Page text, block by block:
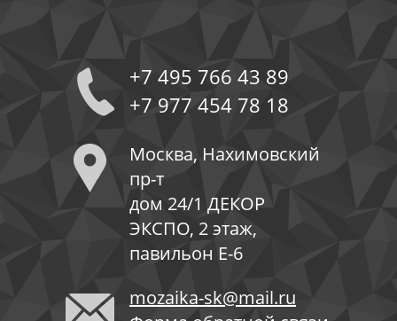
+7 495 766 43 89
+7 977 454 78 18
Москва, Нахимовский
пр-т
дом 24/1 ДЕКОР
ЭКСПО, 2 этаж,
павильон Е-6
mozaika-sk@mail.ru